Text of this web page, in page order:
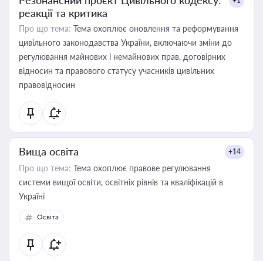
реакції та критика
Про що тема: Тема охоплює оновлення та реформування
цивільного законодавства України, включаючи зміни до
регулювання майнових і немайнових прав, договірних
відносин та правового статусу учасників цивільних
правовідносин
Вища освіта +14
Про що тема: Тема охоплює правове регулювання
системи вищої освіти, освітніх рівнів та кваліфікацій в
Україні
Освіта